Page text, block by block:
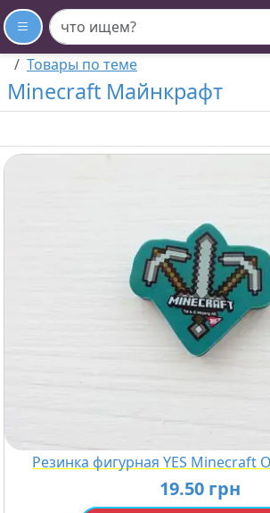
искать
Товары по теме
Minecraft Майнкрафт
Резинка фигурная YES Minecraft
19.50 грн